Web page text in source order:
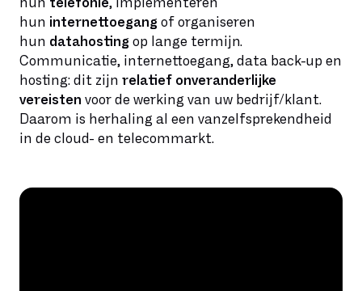
hun telefonie, implementeren
hun internettoegang of organiseren
hun datahosting op lange termijn.
Communicatie, internettoegang, data back-up en
hosting: dit zijn relatief onveranderlijke
vereisten voor de werking van uw bedrijf/klant.
Daarom is herhaling al een vanzelfsprekendheid
in de cloud- en telecommarkt.